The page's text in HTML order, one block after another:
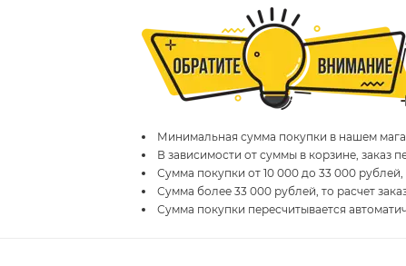
Минимальная сумма покупки в нашем
В зависимости от суммы в корзине, заказ
Сумма покупки от 10 000 до 33 000
Сумма более 33 000 рублей, то расчет
Сумма покупки пересчитывается